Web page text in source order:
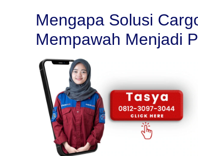
Mengapa Solusi
Mempawah Menjadi